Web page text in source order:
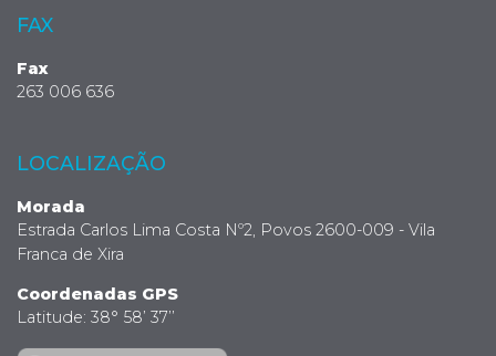
FAX
Fax
263 006 636
LOCALIZAÇÃO
Morada
Estrada Carlos Lima Costa Nº2, Povos 2600-009 - Vila
Franca de Xira
Coordenadas GPS
Latitude: 38° 58’ 37’’